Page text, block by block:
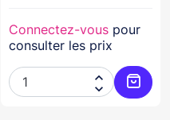
panier
Connectez-vous pour
consulter les prix

